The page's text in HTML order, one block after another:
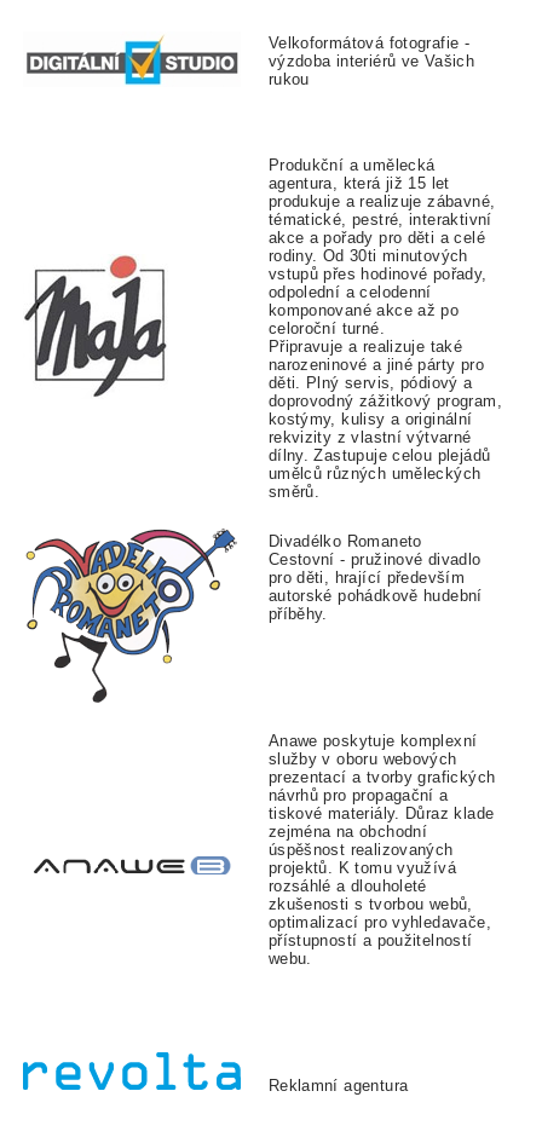
Velkoformátová fotografie -
výzdoba interiérů ve Vašich
rukou
Produkční a umělecká
agentura, která již 15 let
produkuje a realizuje zábavné,
tématické, pestré, interaktivní
akce a pořady pro děti a celé
rodiny. Od 30ti minutových
vstupů přes hodinové pořady,
odpolední a celodenní
komponované akce až po
celoroční turné.
Připravuje a realizuje také
narozeninové a jiné párty pro
děti. Plný servis, pódiový a
doprovodný zážitkový program,
kostýmy, kulisy a originální
rekvizity z vlastní výtvarné
dílny. Zastupuje celou plejádů
umělců různých uměleckých
směrů.
Divadélko Romaneto
Cestovní - pružinové divadlo
pro děti, hrající především
autorské pohádkově hudební
příběhy.
Anawe poskytuje komplexní
služby v oboru webových
prezentací a tvorby grafických
návrhů pro propagační a
tiskové materiály. Důraz klade
zejména na obchodní
úspěšnost realizovaných
projektů. K tomu využívá
rozsáhlé a dlouholeté
zkušenosti s tvorbou webů,
optimalizací pro vyhledavače,
přístupností a použitelností
webu.
Reklamní agentura